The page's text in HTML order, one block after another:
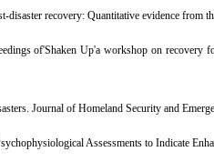
recovery: Quantitative evidence from
of'Shaken Up'a workshop on recovery
Journal of Homeland Security and
Assessments to Indicate